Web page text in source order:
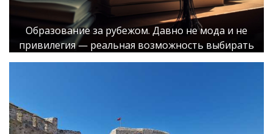
Образование за рубежом. Давно не мода и не
привилегия — реальная возможность выбирать